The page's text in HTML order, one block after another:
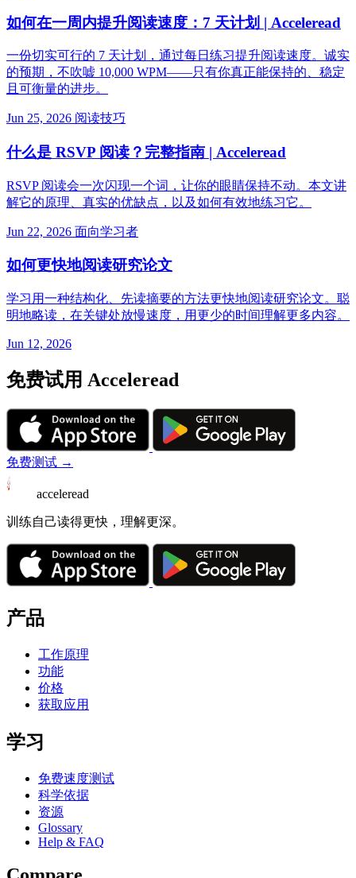
如何在一周内提升阅读速度：7 天计划 | Acceleread
一份切实可行的 7 天计划，通过每日练习提升阅读速度。诚实
的预期，不吹嘘 10,000 WPM——只有你真正能保持的、稳定
且可衡量的进步。
Jun 25, 2026 阅读技巧
什么是 RSVP 阅读？完整指南 | Acceleread
RSVP 阅读会一次闪现一个词，让你的眼睛保持不动。本文讲
解它的原理、真实的优缺点，以及如何有效地练习它。
Jun 22, 2026 面向学习者
如何更快地阅读研究论文
学习用一种结构化、先读摘要的方法更快地阅读研究论文。聪
明地略读，在关键处放慢速度，用更少的时间理解更多内容。
Jun 12, 2026
免费试用 Acceleread
免费测试 →
acceleread
训练自己读得更快，理解更深。
产品
工作原理
功能
价格
获取应用
学习
免费速度测试
科学依据
资源
Glossary
Help & FAQ